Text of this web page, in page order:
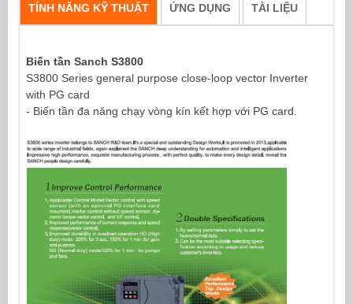
TÍNH NĂNG KỸ THUẬT ỨNG DỤNG TÀI LIỆU
Biến tần Sanch S3800
S3800 Series general purpose close-loop vector Inverter
with PG card
- Biến tần đa năng chạy vòng kín kết hợp với PG card.